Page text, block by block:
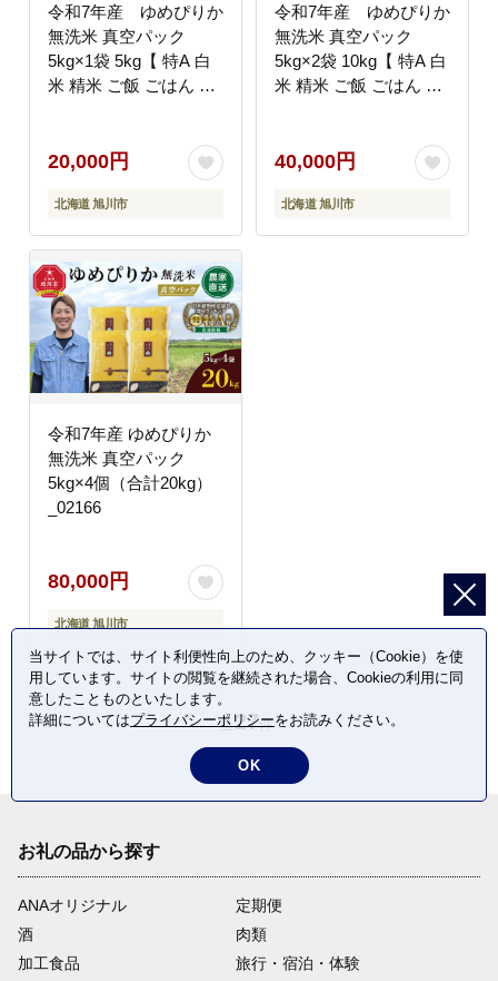
令和7年産 ゆめぴりか
無洗米 真空パック
5kg×1袋 5kg【 特A 白
米 精米 ご飯 ごはん 米
道ふるさと納税 旭川市
20,000円
北海道 旭川市
令和7年産 ゆめぴりか
無洗米 真空パック
5kg×2袋 10kg【 特A 白
米 精米 ご飯 ごはん 米
道ふるさと納税 旭川市
40,000円
北海道 旭川市
令和7年産 ゆめぴりか
無洗米 真空パック
5kg×4個（合計20kg）
_02166
80,000円
北海道 旭川市
全27件
お礼の品から探す
ANAオリジナル
定期便
酒
肉類
加工食品
旅行・宿泊・体験
当サイトでは、サイト利便性向上のため、クッキー（Cookie）を使
用しています。サイトの閲覧を継続された場合、Cookieの利用に同
意したことものといたします。
詳細についてはプライバシーポリシーをお読みください。
OK